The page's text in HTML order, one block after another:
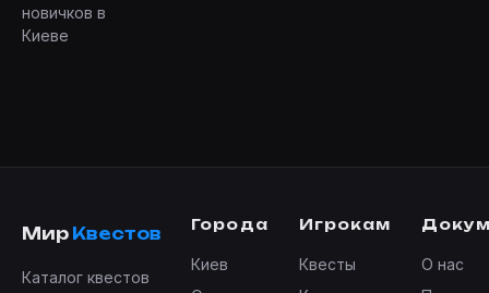
новичков в
Киеве
Мир Квестов
Каталог квестов
Города
Киев
Игрокам
Квесты
О нас